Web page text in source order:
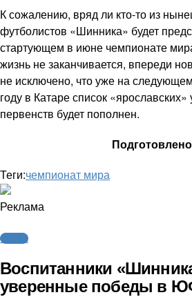
К сожалению, вряд ли кто-то из
футболистов «Шинника» будет
стартующем в июне чемпионате
жизнь не заканчивается, впереди
не исключено, что уже на
году в Катаре список
первенств будет пополнен.
Теги:чемпионат мира
Реклама
Футбол
Воспитанники
уверенные победы в